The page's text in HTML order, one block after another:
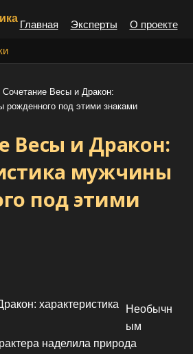
Главная Эксперты О проекте
:
Сочетание Весы и Дракон:
рожденного под этими знаками
Весы и Дракон:
мужчины
под этими
Необычн
ым
наделила природа